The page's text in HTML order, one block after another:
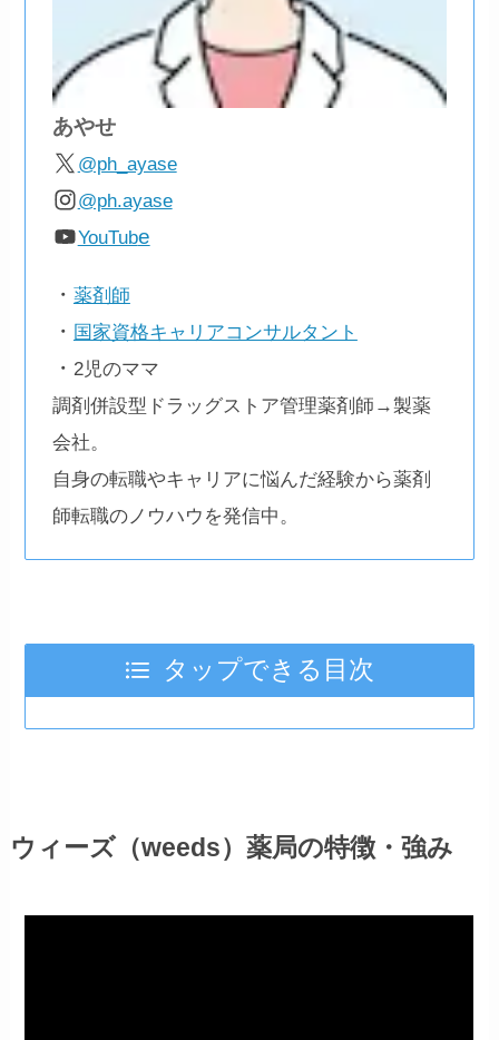
あやせ
@ph_ayase
@ph.ayase
YouTube
・ 薬剤師
・ 国家資格キャリアコンサルタント
・ 2児のママ
調剤併設型ドラッグストア管理薬剤師→製薬
会社。
自身の転職やキャリアに悩んだ経験から薬剤
師転職のノウハウを発信中。
タップできる目次
ウィーズ（weeds）薬局の特徴・強み